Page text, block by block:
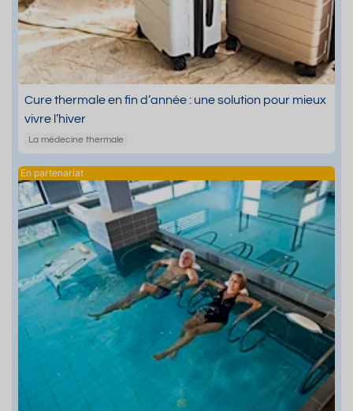
Cure thermale en fin d’année : une solution pour mieux
vivre l’hiver
La médecine thermale